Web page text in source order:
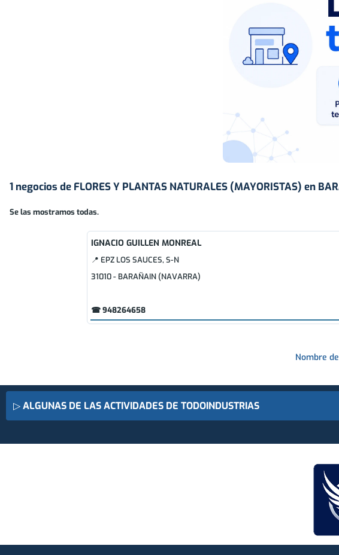
1 negocios de FLORES Y PLANTAS NATURALES (MAYORISTAS) en
Se las mostramos todas.
IGNACIO GUILLEN MONREAL
📍 EPZ LOS SAUCES, S-N
31010 - BARAÑAIN (NAVARRA)
☎ 948264658
Nombre
▷ALGUNAS DE LAS ACTIVIDADES DE TODOINDUSTRIAS